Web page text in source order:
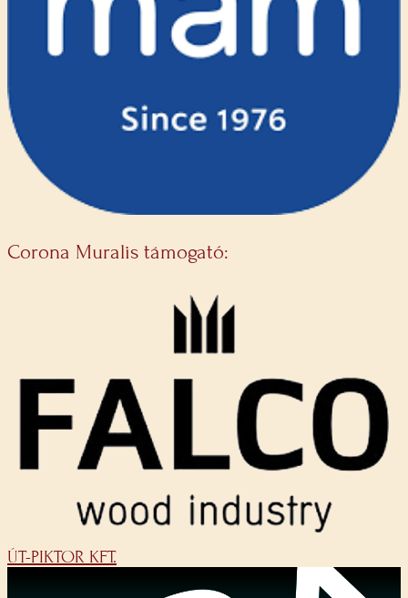
Corona Muralis támogató:
ÚT-PIKTOR KFT.